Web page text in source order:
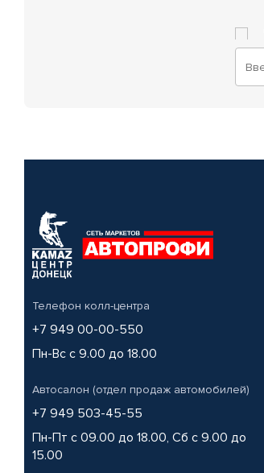
Телефон колл-центра
+7 949 00-00-550
Пн-Вс с 9.00 до 18.00
Автосалон (отдел продаж автомобилей)
+7 949 503-45-55
Пн-Пт с 09.00 до 18.00, Сб с 9.00 до
15.00